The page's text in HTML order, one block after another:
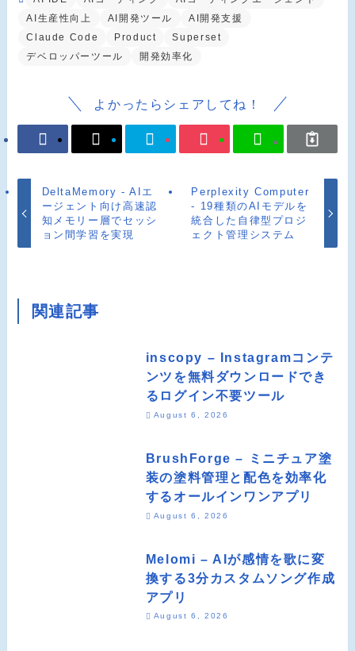
AI生産性向上
AI開発ツール
AI開発支援
Claude Code
Product
Superset
デベロッパーツール
開発効率化
よかったらシェアしてね！
DeltaMemory - AIエ
ージェント向け高速認
知メモリー層でセッシ
ョン間学習を実現
Perplexity Computer
- 19種類のAIモデルを
統合した自律型プロジ
ェクト管理システム
関連記事
inscopy – Instagramコンテ
ンツを無料ダウンロードでき
るログイン不要ツール
August 6, 2026
BrushForge – ミニチュア塗
装の塗料管理と配色を効率化
するオールインワンアプリ
August 6, 2026
Melomi – AIが感情を歌に変
換する3分カスタムソング作成
アプリ
August 6, 2026